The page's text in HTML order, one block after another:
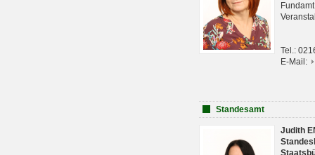
Tel.:
E-Mail:
Standesamt
Judith